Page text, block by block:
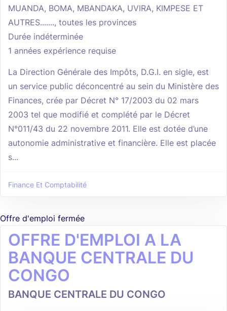
MUANDA, BOMA, MBANDAKA, UVIRA, KIMPESE ET
AUTRES......., toutes les provinces
Durée indéterminée
1 années expérience requise
La Direction Générale des Impôts, D.G.I. en sigle, est
un service public déconcentré au sein du Ministère des
Finances, crée par Décret N° 17/2003 du 02 mars
2003 tel que modifié et complété par le Décret
N°011/43 du 22 novembre 2011. Elle est dotée d’une
autonomie administrative et financière. Elle est placée
s...
Finance Et Comptabilité
Offre d'emploi fermée
OFFRE D'EMPLOI A LA
BANQUE CENTRALE DU
CONGO
BANQUE CENTRALE DU CONGO